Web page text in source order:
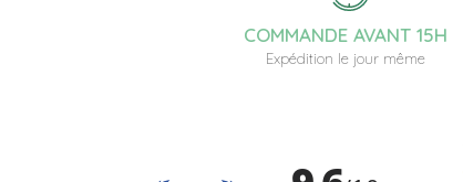
COMMANDE AVANT 15H
Expédition le jour même